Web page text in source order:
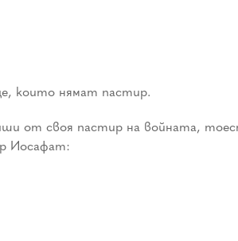
които нямат пастир.
от своя пастир на войната,
Иосафат: